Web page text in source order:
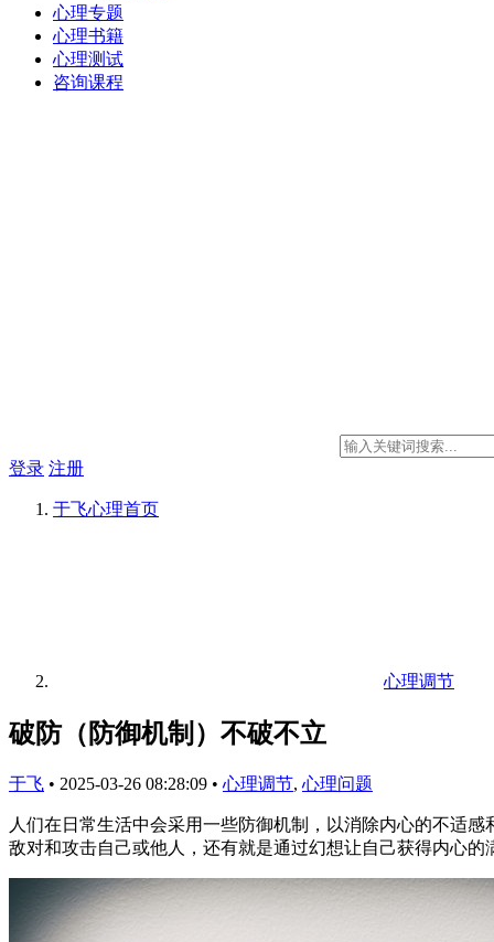
心理专题
心理书籍
心理测试
咨询课程
登录 注册
于飞心理首页
心理调节
破防（防御机制）不破不立
于飞 • 2025-03-26 08:28:09 • 心理调节, 心理问题
人们在日常生活中会采用一些防御机制，以消除内心的不适
敌对和攻击自己或他人，还有就是通过幻想让自己获得内心